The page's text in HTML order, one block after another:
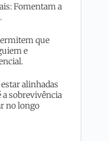
Fomentam a
que
e
alinhadas
sobrevivência
no longo